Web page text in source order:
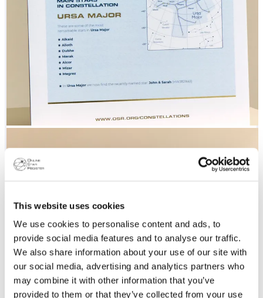
This website uses cookies
We use cookies to personalise content and ads, to
provide social media features and to analyse our traffic.
We also share information about your use of our site with
our social media, advertising and analytics partners who
may combine it with other information that you’ve
provided to them or that they’ve collected from your use